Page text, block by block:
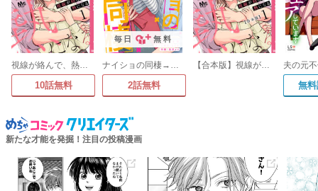
視線が絡んで、熱になる
10話無料
毎日 無料
ナイショの同棲→上司との恋愛フラグは抗えません
2話無料
【合本版】視線が絡んで、熱になる
無
新たな才能を発掘！注目の投稿漫画